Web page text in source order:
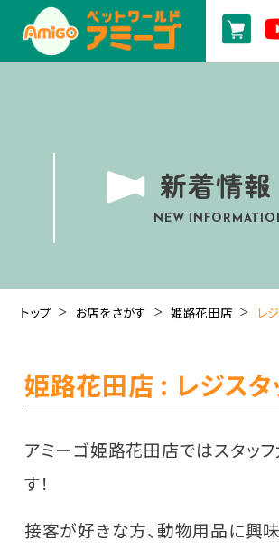
新着情報
NEW
トップ お店をさがす 姫路花田店 レ
姫路花田店 : レジスタ
アミーゴ姫路花田店ではスタッ
す！
接客が好きな方、動物用品に興